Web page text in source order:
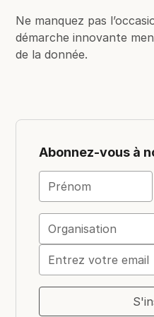
Ne manquez pas
démarche innovante
de la donnée.
Abonnez-vous à